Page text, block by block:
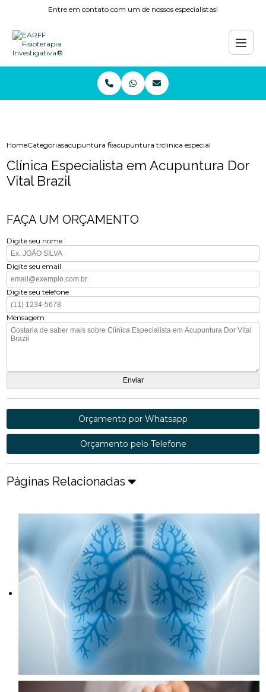
Entre em contato com um de nossos especialistas!
HomeCategoriasacupuntura fisioterapiaacupuntura tratamentoclinica especialista em
Clínica Especialista em Acupuntura Dor
Vital Brazil
FAÇA UM ORÇAMENTO
Digite seu nome
Digite seu email
Digite seu telefone
Mensagem
Orçamento por Whatsapp
Orçamento pelo Telefone
Páginas Relacionadas